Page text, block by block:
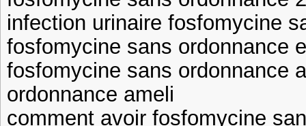
infection urinaire fosfomycine
fosfomycine sans ordonnance
fosfomycine sans ordonnance
ordonnance ameli
comment avoir fosfomycine